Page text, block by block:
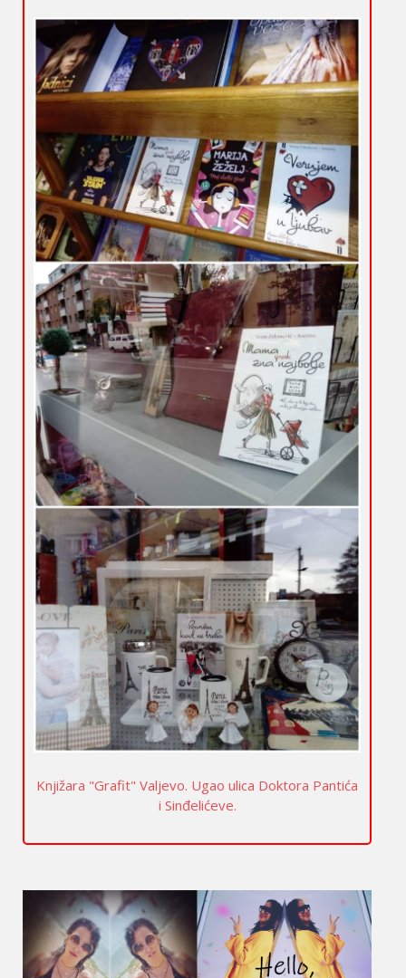
Knjižara "Grafit" Valjevo. Ugao ulica Doktora Pantića
i Sinđelićeve.